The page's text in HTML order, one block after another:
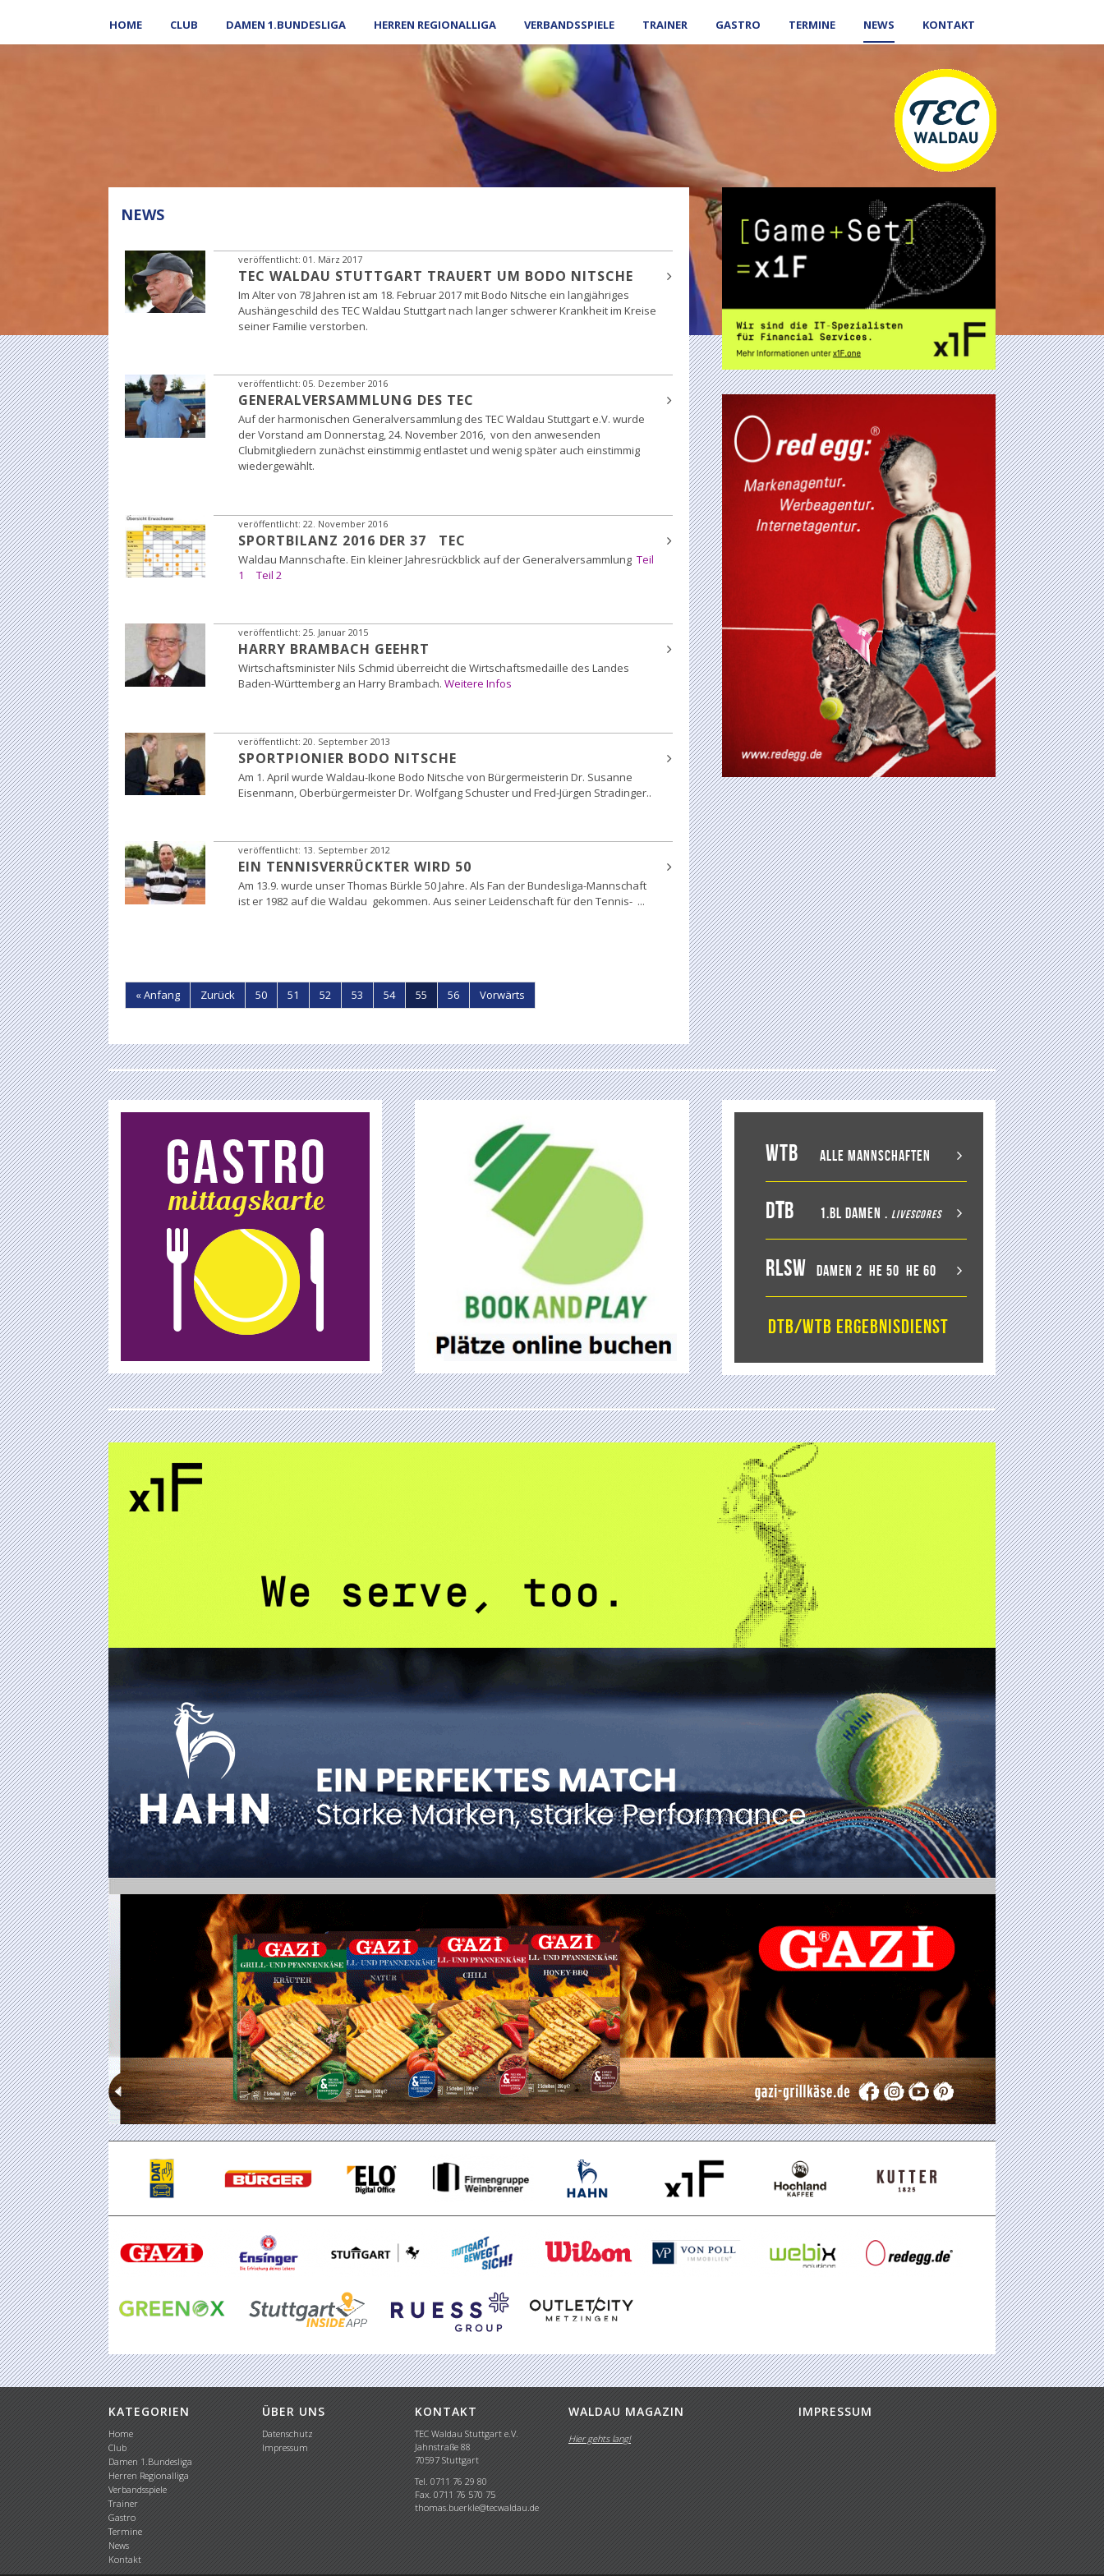
HOME CLUB DAMEN 1.BUNDESLIGA HERREN REGIONALLIGA VERBANDSSPIELE TRAINER GASTRO TERMINE NEWS KONTAKT
NEWS
veröffentlicht: 01. März 2017
TEC WALDAU STUTTGART TRAUERT UM BODO NITSCHE
Im Alter von 78 Jahren ist am 18. Februar 2017 mit Bodo Nitsche ein langjähriges
Aushängeschild des TEC Waldau Stuttgart nach langer schwerer Krankheit im Kreise
seiner Familie verstorben.
veröffentlicht: 05. Dezember 2016
GENERALVERSAMMLUNG DES TEC
Auf der harmonischen Generalversammlung des TEC Waldau Stuttgart e.V. wurde
der Vorstand am Donnerstag, 24. November 2016, von den anwesenden
Clubmitgliedern zunächst einstimmig entlastet und wenig später auch einstimmig
wiedergewählt.
veröffentlicht: 22. November 2016
SPORTBILANZ 2016 DER 37 TEC
Waldau Mannschafte. Ein kleiner Jahresrückblick auf der Generalversammlung Teil
1
Teil 2
veröffentlicht: 25. Januar 2015
HARRY BRAMBACH GEEHRT
Wirtschaftsminister Nils Schmid überreicht die Wirtschaftsmedaille des Landes
Baden-Württemberg an Harry Brambach. Weitere Infos
veröffentlicht: 20. September 2013
SPORTPIONIER BODO NITSCHE
Am 1. April wurde Waldau-Ikone Bodo Nitsche von Bürgermeisterin Dr. Susanne
Eisenmann, Oberbürgermeister Dr. Wolfgang Schuster und Fred-Jürgen Stradinger..
veröffentlicht: 13. September 2012
EIN TENNISVERRÜCKTER WIRD 50
Am 13.9. wurde unser Thomas Bürkle 50 Jahre. Als Fan der Bundesliga-Mannschaft
ist er 1982 auf die Waldau gekommen. Aus seiner Leidenschaft für den Tennis- ...
« Anfang Zurück 50 51 52 53 54 55 56 Vorwärts
WTB Alle Mannschaften
DTB 1.BL Damen . LiveScores
RLSW Damen 2 He 50 He 60
DTB/WTB Ergebnisdienst
KATEGORIEN
Home
Club
Damen 1.Bundesliga
Herren Regionalliga
Verbandsspiele
Trainer
Gastro
Termine
News
Kontakt
ÜBER UNS
Datenschutz
Impressum
KONTAKT
TEC Waldau Stuttgart e.V.
Jahnstraße 88
70597 Stuttgart
Tel. 0711 76 29 80
Fax. 0711 76 570 75
thomas.buerkle@tecwaldau.de
WALDAU MAGAZIN
Hier gehts lang!
IMPRESSUM